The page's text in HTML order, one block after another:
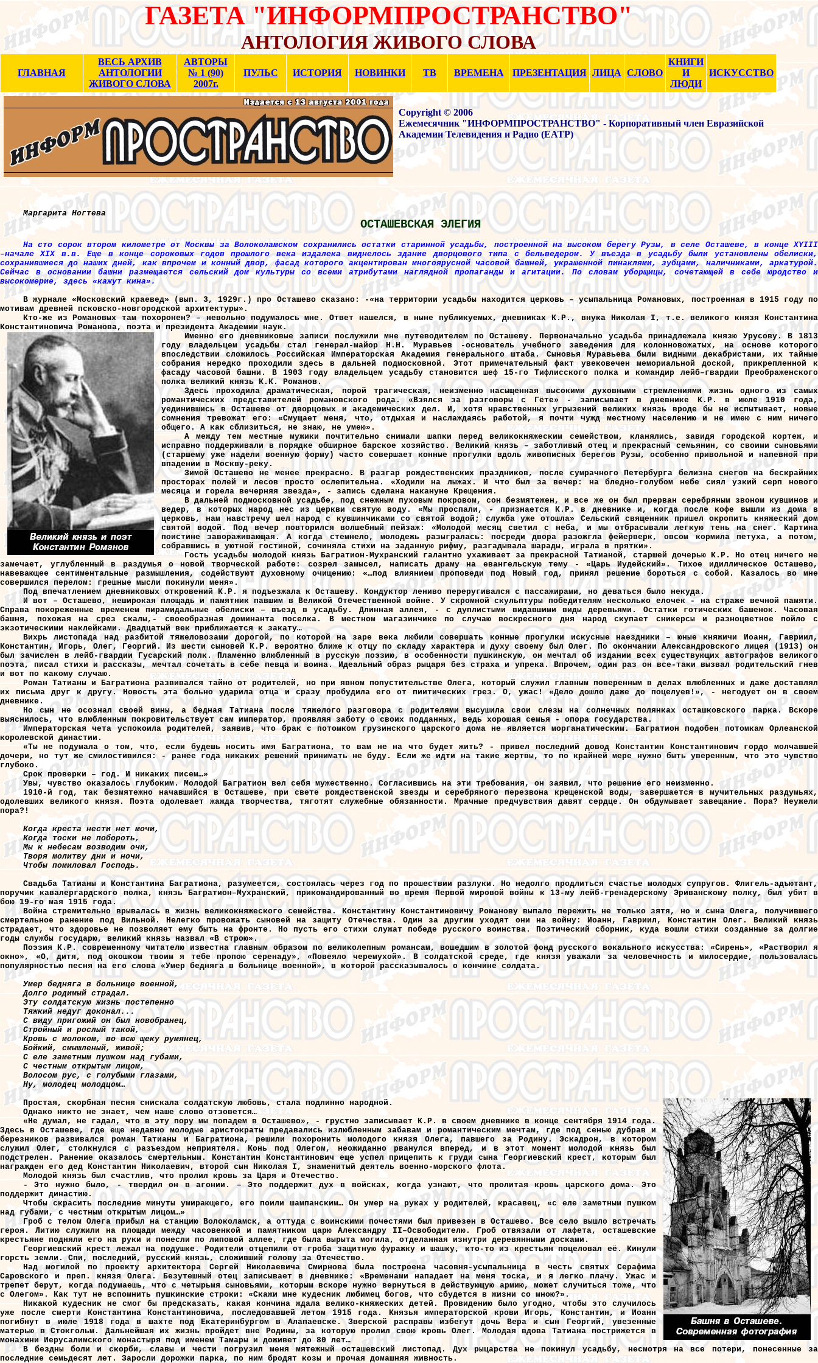
ГАЗЕТА "ИНФОРМПРОСТРАНСТВО"
АНТОЛОГИЯ ЖИВОГО СЛОВА
ГЛАВНАЯ
ВЕСЬ АРХИВ
АНТОЛОГИИ
ЖИВОГО СЛОВА
АВТОРЫ
№ 1 (90)
2007г.
ПУЛЬС ИСТОРИЯ НОВИНКИ ТВ ВРЕМЕНА ПРЕЗЕНТАЦИЯ ЛИЦА СЛОВО
КНИГИ
И
ЛЮДИ
ИСКУССТВО
Copyright © 2006
Ежемесячник "ИНФОРМПРОСТРАНСТВО" - Корпоративный член Евразийской
Академии Телевидения и Радио (ЕАТР)
Маргарита Ногтева
ОСТАШЕВСКАЯ ЭЛЕГИЯ
На сто сорок втором километре от Москвы за Волоколамском сохранились остатки старинной усадьбы, построенной на высоком берегу Рузы, в селе Осташеве, в конце XYIII
–начале XIX в.в. Еще в конце сороковых годов прошлого века издалека виднелось здание дворцового типа с бельведером. У въезда в усадьбу были установлены обелиски,
сохранившиеся до наших дней, как впрочем и конный двор, фасад которого акцентирован многоярусной часовой башней, украшенной пинаклями, зубцами, наличниками, аркатурой.
Сейчас в основании башни размещается сельский дом культуры со всеми атрибутами наглядной пропаганды и агитации. По словам уборщицы, сочетающей в себе юродство и
высокомерие, здесь «кажут кина».
В журнале «Московский краевед» (вып. 3, 1929г.) про Осташево сказано: -«на территории усадьбы находится церковь – усыпальница Романовых, построенная в 1915 году по
мотивам древней псковско-новгородской архитектуры».
Кто-же из Романовых там похоронен? – невольно подумалось мне. Ответ нашелся, в ныне публикуемых, дневниках К.Р., внука Николая I, т.е. великого князя Константина
Константиновича Романова, поэта и президента Академии наук.
Именно его дневниковые записи послужили мне путеводителем по Осташеву. Первоначально усадьба принадлежала князю Урусову. В 1813
году владельцем усадьбы стал генерал-майор Н.Н. Муравьев -основатель учебного заведения для колонновожатых, на основе которого
впоследствии сложилось Российская Императорская Академия генерального штаба. Сыновья Муравьева были видными декабристами, их тайные
собрания нередко проходили здесь в дальней подмосковной. Этот примечательный факт увековечен мемориальной доской, прикрепленной к
фасаду часовой башни. В 1903 году владельцем усадьбу становится шеф 15-го Тифлисского полка и командир лейб–гвардии Преображенского
полка великий князь К.К. Романов.
Здесь проходила драматическая, порой трагическая, неизменно насыщенная высокими духовными стремлениями жизнь одного из самых
романтических представителей романовского рода. «Взялся за разговоры с Гёте» - записывает в дневнике К.Р. в июле 1910 года,
уединившись в Осташеве от дворцовых и академических дел. И, хотя нравственных угрызений великих князь вроде бы не испытывает, новые
сомнения тревожат его: «Смущает меня, что, отдыхая и наслаждаясь работой, я почти чужд местному населению и не имею с ним ничего
общего. А как сблизиться, не знаю, не умею».
А между тем местные мужики почтительно снимали шапки перед великокняжеским семейством, кланялись, завидя городской кортеж, и
исправно поддерживали в порядке обширное барское хозяйство. Великий князь – заботливый отец и прекрасный семьянин, со своими сыновьями
(старшему уже надели военную форму) часто совершает конные прогулки вдоль живописных берегов Рузы, особенно привольной и напевной при
впадении в Москву-реку.
Зимой Осташево не менее прекрасно. В разгар рождественских праздников, после сумрачного Петербурга белизна снегов на бескрайних
просторах полей и лесов просто ослепительна. «Ходили на лыжах. И что был за вечер: на бледно-голубом небе сиял узкий серп нового
месяца и горела вечерняя звезда», - запись сделана накануне Крещения.
В дальней подмосковной усадьбе, под снежным пуховым покровом, сон безмятежен, и все же он был прерван серебряным звоном кувшинов и
ведер, в которых народ нес из церкви святую воду. «Мы проспали, - признается К.Р. в дневнике и, когда после кофе вышли из дома в
церковь, нам навстречу шел народ с кувшинчиками со святой водой; служба уже отошла» Сельский священник пришел окропить княжеский дом
святой водой. Под вечер повторился волшебный пейзаж: «Молодой месяц светил с неба, и мы отбрасывали легкую тень на снег. Картина
поистине завораживающая. А когда стемнело, молодежь разыгралась: посреди двора разожгла фейерверк, овсом кормила петуха, а потом,
собравшись в уютной гостиной, сочиняла стихи на заданную рифму, разгадывала шарады, играла в прятки».
Гость усадьбы молодой князь Багратион-Мухранский галантно ухаживает за прекрасной Татианой, старшей дочерью К.Р. Но отец ничего не
замечает, углубленный в раздумья о новой творческой работе: созрел замысел, написать драму на евангельскую тему - «Царь Иудейский». Тихое идиллическое Осташево,
навевающее сентиментальные размышления, содействуют духовному очищению: «…под влиянием проповеди под Новый год, принял решение бороться с собой. Казалось во мне
совершился перелом: грешные мысли покинули меня».
Под впечатлением дневниковых откровений К.Р. я подъезжала к Осташеву. Кондуктор лениво переругивался с пассажирами, но деваться было некуда.
И вот – Осташево, неширокая площадь и памятник павшим в Великой Отечественной войне. У скромной скульптуры победителям несколько елочек - на страже вечной памяти.
Справа покореженные временем пирамидальные обелиски – въезд в усадьбу. Длинная аллея, - с дуплистыми видавшими виды деревьями. Остатки готических башенок. Часовая
башня, похожая на срез скалы,- своеобразная доминанта поселка. В местном магазинчике по случаю воскресного дня народ скупает сникерсы и разноцветное пойло с
экзотическими наклейками. Двадцатый век приближается к закату…
Вихрь листопада над разбитой тяжеловозами дорогой, по которой на заре века любили совершать конные прогулки искусные наездники – юные княжичи Иоанн, Гавриил,
Константин, Игорь, Олег, Георгий. Из шести сыновей К.Р. вероятно ближе к отцу по складу характера и духу своему был Олег. По окончании Александровского лицея (1913) он
был зачислен в лейб-гвардии Гусарский полк. Пламенно влюбленный в русскую поэзию, в особенности пушкинскую, он мечтал об издании всех существующих автографов великого
поэта, писал стихи и рассказы, мечтал сочетать в себе певца и воина. Идеальный образ рыцаря без страха и упрека. Впрочем, один раз он все-таки вызвал родительский гнев
и вот по какому случаю.
Роман Татианы и Багратиона развивался тайно от родителей, но при явном попустительстве Олега, который служил главным поверенным в делах влюбленных и даже доставлял
их письма друг к другу. Новость эта больно ударила отца и сразу пробудила его от пиитических грез. О, ужас! «Дело дошло даже до поцелуев!», - негодует он в своем
дневнике.
Но сын не осознал своей вины, а бедная Татиана после тяжелого разговора с родителями высушила свои слезы на солнечных полянках осташковского парка. Вскоре
выяснилось, что влюбленным покровительствует сам император, проявляя заботу о своих подданных, ведь хорошая семья - опора государства.
Императорская чета успокоила родителей, заявив, что брак с потомком грузинского царского дома не является морганатическим. Багратион подобен потомкам Орлеанской
королевской династии.
«Ты не подумала о том, что, если будешь носить имя Багратиона, то вам не на что будет жить? - привел последний довод Константин Константинович гордо молчавшей
дочери, но тут же смилостивился: - ранее года никаких решений принимать не буду. Если же идти на такие жертвы, то по крайней мере нужно быть уверенным, что это чувство
глубоко.
Срок проверки – год. И никаких писем…»
Увы, чувство оказалось глубоким. Молодой Багратион вел себя мужественно. Согласившись на эти требования, он заявил, что решение его неизменно.
1910-й год, так безмятежно начавшийся в Осташеве, при свете рождественской звезды и серебряного перезвона крещенской воды, завершается в мучительных раздумьях,
одолевших великого князя. Поэта одолевает жажда творчества, тяготят служебные обязанности. Мрачные предчувствия давят сердце. Он обдумывает завещание.
Пора? Неужели
пора?!
Когда креста нести нет мочи,
Когда тоски не побороть,
Мы к небесам возводим очи,
Творя молитву дни и ночи,
Чтобы помиловал Господь.
Свадьба Татианы и Константина Багратиона, разумеется, состоялась через год по прошествии разлуки. Но недолго продлиться счастье молодых супругов. Флигель-адъютант,
поручик кавалергардского полка, князь Багратион–Мухранский, прикомандированный во время Первой мировой войны к 13-му лейб-гренадерскому Эриванскому полку, был убит в
бою 19-го мая 1915 года.
Война стремительно врывалась в жизнь великокняжеского семейства. Константину Константиновичу Романову выпало пережить не только зятя, но и сына Олега, получившего
смертельное ранение под Вильной. Нелегко провожать сыновей на защиту Отечества. Один за другим уходят они на войну: Иоанн, Гавриил, Константин Олег. Великий князь
страдает, что здоровье не позволяет ему быть на фронте. Но пусть его стихи служат победе русского воинства. Поэтический сборник, куда вошли стихи созданные за долгие
годы службы государю, великий князь назвал «В строю».
Поэзия К.Р. современному читателю известна главным образом по великолепным романсам, вошедшим в золотой фонд русского вокального искусства: «Сирень», «Растворил я
окно», «О, дитя, под окошком твоим я тебе пропою серенаду», «Повеяло черемухой». В солдатской среде, где князя уважали за человечность и милосердие, пользовалась
популярностью песня на его слова «Умер бедняга в больнице военной», в которой рассказывалось о кончине солдата.
Умер бедняга в больнице военной,
Долго родимый страдал.
Эту солдатскую жизнь постепенно
Тяжкий недуг доконал...
С виду пригожий он был новобранец,
Стройный и рослый такой,
Кровь с молоком, во всю щеку румянец,
Бойкий, смышленый, живой;
С еле заметным пушком над губами,
С честным открытым лицом,
Волосом рус, с голубыми глазами,
Ну, молодец молодцом…
Простая, скорбная песня снискала солдатскую любовь, стала подлинно народной.
Однако никто не знает, чем наше слово отзовется…
«Не думал, не гадал, что в эту пору мы попадем в Осташево», - грустно записывает К.Р. в своем дневнике в конце сентября 1914 года.
Здесь в Осташеве, где еще недавно молодые аристократы предавались излюбленным забавам и романтическим мечтам, где под сенью дубрав и
березников развивался роман Татианы и Багратиона, решили похоронить молодого князя Олега, павшего за Родину. Эскадрон, в котором
служил Олег, столкнулся с разъездом неприятеля. Конь под Олегом, неожиданно рванулся вперед, и в этот момент молодой князь был
подстрелен. Ранение оказалось смертельным. Константин Константинович еще успел прицепить к груди сына Георгиевский крест, которым был
награжден его дед Константин Николаевич, второй сын Николая I, знаменитый деятель военно-морского флота.
Молодой князь был счастлив, что пролил кровь за Царя и Отечество.
- Это нужно было, - твердил он в агонии. – Это поддержит дух в войсках, когда узнают, что пролитая кровь царского дома. Это
поддержит династию.
Чтобы скрасить последние минуты умирающего, его поили шампанским… Он умер на руках у родителей, красавец, «с еле заметным пушком
над губами, с честным открытым лицом…»
Гроб с телом Олега прибыл на станцию Волоколамск, а оттуда с воинскими почестями был привезен в Осташево. Все село вышло встречать
героя. Литию служили на площади между часовенкой и памятником царю Александру II–Освободителю. Гроб отвязали от лафета, осташевские
крестьяне подняли его на руки и понесли по липовой аллее, где была вырыта могила, отделанная изнутри деревянными досками.
Георгиевский крест лежал на подушке. Родители отцепили от гроба защитную фуражку и шашку, кто-то из крестьян поцеловал её. Кинули
горсть земли. Спи, последний, русский князь, сложивший голову за Отечество.
Над могилой по проекту архитектора Сергей Николаевича Смирнова была построена часовня-усыпальница в честь святых Серафима
Саровского и преп. князя Олега. Безутешный отец записывает в дневнике: «Временами нападает на меня тоска, и я легко плачу. Ужас и
трепет берут, когда подумаешь, что с четырьмя сыновьями, которым вскоре нужно вернуться в действующую армию, может случиться тоже, что
с Олегом». Как тут не вспомнить пушкинские строки: «Скажи мне кудесник любимец богов, что сбудется в жизни со мною?».
Никакой кудесник не смог бы предсказать, какая кончина ждала велико-княжеских детей. Провидению было угодно, чтобы это случилось
уже после смерти Константина Константиновича, последовавшей летом 1915 года. Князья императорской крови Игорь, Константин, и Иоанн
погибнут в июле 1918 года в шахте под Екатеринбургом в Алапаевске. Зверской расправы избегут дочь Вера и сын Георгий, увезенные
матерью в Стокгольм. Дальнейшая их жизнь пройдет вне Родины, за которую пролил свою кровь Олег. Молодая вдова Татиана пострижется в
монахини Иерусалимского монастыря под именем Тамары и доживет до 80 лет…
В бездны боли и скорби, славы и чести погрузил меня мятежный осташевский листопад. Дух рыцарства не покинул усадьбу, несмотря на все потери, понесенные за
последние семьдесят лет. Заросли дорожки парка, по ним бродят козы и прочая домашняя живность.